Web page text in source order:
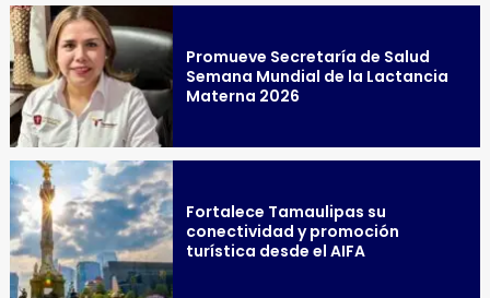
Promueve Secretaría de Salud
Semana Mundial de la Lactancia
Materna 2026
Fortalece Tamaulipas su
conectividad y promoción
turística desde el AIFA